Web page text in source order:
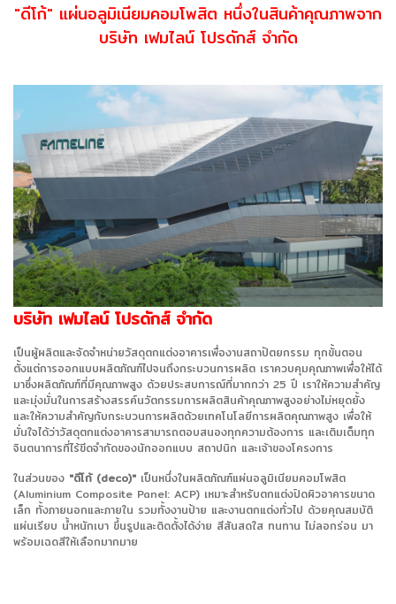
"ดีโก้" แผ่นอลูมิเนียมคอมโพสิต หนึ่งในสินค้าคุณภาพจาก
บริษัท เฟมไลน์ โปรดักส์ จำกัด
บริษัท เฟมไลน์ โปรดักส์ จำกัด
เป็นผู้ผลิตและจัดจำหน่ายวัสดุตกแต่งอาคารเพื่องานสถาปัตยกรรม ทุกขั้นตอน
ตั้งแต่การออกแบบผลิตภัณฑ์ไปจนถึงกระบวนการผลิต เราควบคุมคุณภาพเพื่อให้ได้
มาซึ่งผลิตภัณฑ์ที่มีคุณภาพสูง ด้วยประสบการณ์ที่มากกว่า 25 ปี เราให้ความสำคัญ
และมุ่งมั่นในการสร้างสรรค์นวัตกรรมการผลิตสินค้าคุณภาพสูงอย่างไม่หยุดยั้ง
และให้ความสำคัญกับกระบวนการผลิตด้วยเทคโนโลยีการผลิตคุณภาพสูง เพื่อให้
มั่นใจได้ว่าวัสดุตกแต่งอาคารสามารถตอบสนองทุกความต้องการ และเติมเต็มทุก
จินตนาการที่ไร้ขีดจำกัดของนักออกแบบ สถาปนิก และเจ้าของโครงการ
ในส่วนของ "ดีโก้ (deco)" เป็นหนึ่งในผลิตภัณฑ์แผ่นอลูมิเนียมคอมโพสิต
(Aluminium Composite Panel: ACP) เหมาะสำหรับตกแต่งปิดผิวอาคารขนาด
เล็ก ทั้งภายนอกและภายใน รวมทั้งงานป้าย และงานตกแต่งทั่วไป ด้วยคุณสมบัติ
แผ่นเรียบ น้ำหนักเบา ขึ้นรูปและติดตั้งได้ง่าย สีสันสดใส ทนทาน ไม่ลอกร่อน มา
พร้อมเฉดสีให้เลือกมากมาย